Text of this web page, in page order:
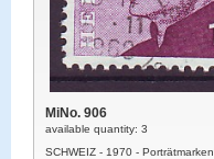
MiNo. 906
available quantity: 3
SCHWEIZ - 1970 - Porträtmarken